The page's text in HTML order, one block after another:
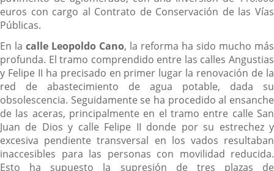
euros con cargo al Contrato de Conservación de las Vías
Públicas.
En la calle Leopoldo Cano, la reforma ha sido mucho más
profunda. El tramo comprendido entre las calles Angustias
y Felipe II ha precisado en primer lugar la renovación de la
red de abastecimiento de agua potable, dada su
obsolescencia. Seguidamente se ha procedido al ensanche
de las aceras, principalmente en el tramo entre calle San
Juan de Dios y calle Felipe II donde por su estrechez y
excesiva pendiente transversal en los vados resultaban
inaccesibles para las personas con movilidad reducida.
Esto ha supuesto la supresión de tres plazas de